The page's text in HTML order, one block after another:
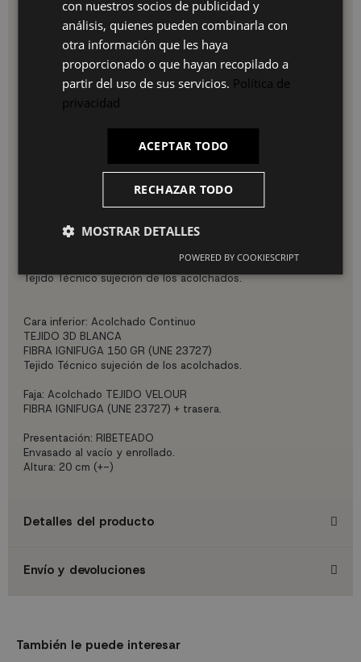
resistencia.
bases y somieres
nuestro catálogo se adaptan a las necesidades de tu nuevo
colchón de viscogelSuiza .
Coloca, si lo prefieres, un cabecero y camae incluye unas
mesitas de nochepara completar la decoración del
Viste tu colchón con nuestras almohadas y rellenos de cojín
entre la que encontrarás sábanas bonitas,
suaves y resistentes que hemos seleccionado para ti.
Núcleo : 16 cm FOAMFLEX, DENSIDAD 23 KG
TEJIDO MONCEL
Tejido Técnico sujeción de los acolchados.
Cara inferior: Acolchado Continuo
TEJIDO 3D BLANCA
FIBRA IGNIFUGA 150 GR (UNE 23727)
Tejido Técnico sujeción de los acolchados.
Faja: Acolchado TEJIDO VELOUR
FIBRA IGNIFUGA (UNE 23727) + trasera.
Presentación: RIBETEADO
Envasado al vacío y enrollado.
Altura: 20 cm (+-)
Detalles del producto
Envío y devoluciones
También le puede interesar
con nuestros socios de publicidad y
análisis, quienes pueden combinarla con
otra información que les haya
proporcionado o que hayan recopilado a
partir del uso de sus servicios. Política de
privacidad
ACEPTAR TODO
RECHAZAR TODO
MOSTRAR DETALLES
POWERED BY COOKIESCRIPT